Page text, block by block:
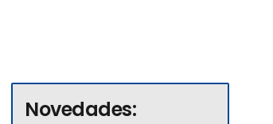
Novedades: